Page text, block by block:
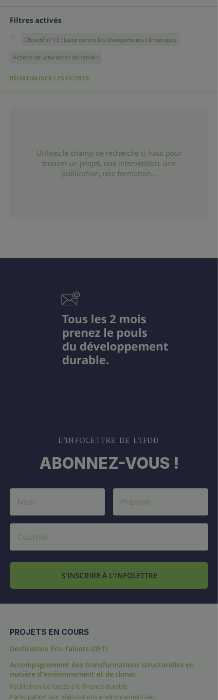
Filtres activés
Objectif n°13 : Lutte contre les changements climatiques
Actions structurantes de terrain
RÉINITIALISER LES FILTRES
Utilisez le champ de recherche ci-haut pour
trouver un projet, une intervention, une
publication, une formation...
L’INFOLETTRE DE L’IFDD
ABONNEZ-VOUS !
S'INSCRIRE À L'INFOLETTRE
PROJETS EN COURS
Destination Éco-Talents (DET)
Accompagnement des transformations structurelles en
matière d’environnement et de climat
Facilitation de l’accès à la finance durable
Participation aux négociations environnementales